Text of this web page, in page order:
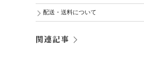
配送・送料について
関連記事